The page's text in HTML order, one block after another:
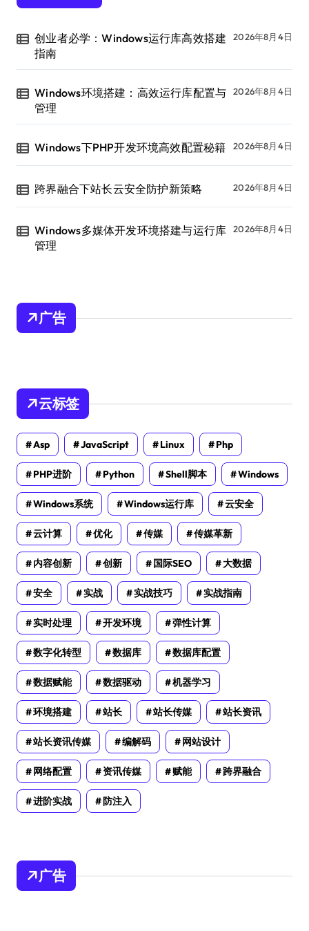
创业者必学：Windows运行库高效搭建
指南
2026年8月4日
Windows环境搭建：高效运行库配置与
管理
2026年8月4日
Windows下PHP开发环境高效配置秘籍 2026年8月4日
跨界融合下站长云安全防护新策略 2026年8月4日
Windows多媒体开发环境搭建与运行库
管理
2026年8月4日
广告
云标签
Asp JavaScript Linux Php
PHP进阶 Python Shell脚本 Windows
Windows系统 Windows运行库 云安全
云计算 优化 传媒 传媒革新
内容创新 创新 国际SEO 大数据
安全 实战 实战技巧 实战指南
实时处理 开发环境 弹性计算
数字化转型 数据库 数据库配置
数据赋能 数据驱动 机器学习
环境搭建 站长 站长传媒 站长资讯
站长资讯传媒 编解码 网站设计
网络配置 资讯传媒 赋能 跨界融合
进阶实战 防注入
广告